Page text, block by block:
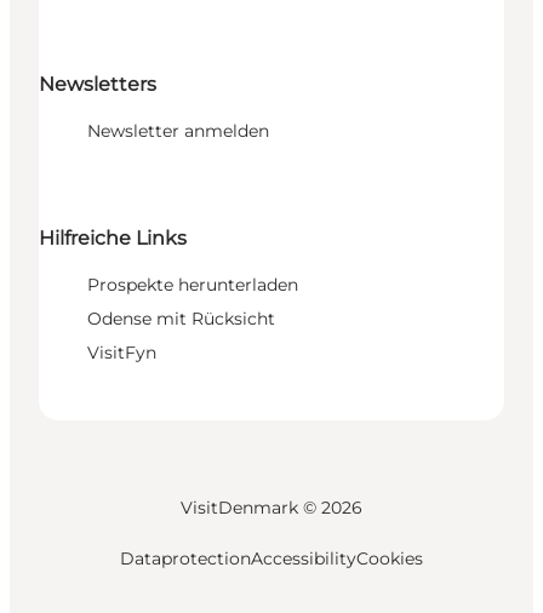
Newsletters
Newsletter anmelden
Hilfreiche Links
Prospekte herunterladen
Odense mit Rücksicht
VisitFyn
VisitDenmark © 2026
DataprotectionAccessibilityCookies